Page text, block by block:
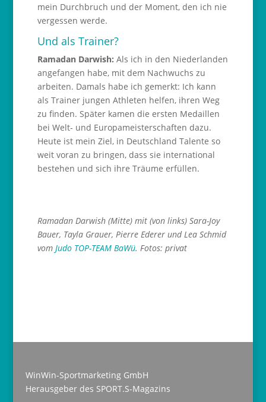
mein Durchbruch und der Moment, den ich nie
vergessen werde.
Und als Trainer?
Ramadan Darwish: Als ich in den Niederlanden
angefangen habe, mit dem Nachwuchs zu
arbeiten. Damals habe ich gemerkt: Ich kann
als Trainer jungen Athleten helfen, ihren Weg
zu finden. Später kamen die ersten Medaillen
bei Welt- und Europameisterschaften dazu.
Heute ist mein Ziel, in Deutschland Talente so
weit voran zu bringen, dass sie international
bestehen und sich ihre Träume erfüllen.
Ramadan Darwish (Mitte) mit (von links) Sara-Joy
Bauer, Tayla Grauer, Pierre Ederer und Lea Schmid
vom Judo TOP-TEAM BaWü. Fotos: privat
WinWin-Sportmarketing GmbH
Herausgeber des SPORT.S-Magazins